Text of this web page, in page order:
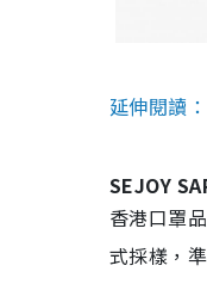
延伸閱讀
SEJOY
香港口罩
式採樣，